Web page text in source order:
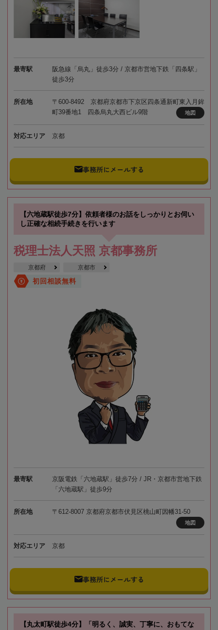
最寄駅
阪急線「烏丸」徒歩3分 / 京都市営地下鉄「四条駅」
徒歩3分
所在地
〒600-8492 京都府京都市下京区四条通新町東入月鉾
町39番地1 四条烏丸大西ビル9階
地図
対応エリア 京都
事務所にメールする
【六地蔵駅徒歩7分】依頼者様のお話をしっかりとお伺い
し正確な相続手続きを行います
税理士法人天照 京都事務所
京都府 京都市
初回相談無料
最寄駅
京阪電鉄「六地蔵駅」徒歩7分 / JR・京都市営地下鉄
「六地蔵駅」徒歩9分
所在地 〒612-8007 京都府京都市伏見区桃山町因幡31-50
地図
対応エリア 京都
事務所にメールする
【丸太町駅徒歩4分】「明るく、誠実、丁寧に、おもてな